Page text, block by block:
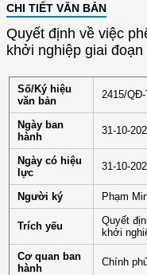
CHI TIẾT VĂN BẢN
Quyết định về việc
khởi nghiệp giai đoạn
Số/Ký hiệu
văn bản
2415/
Ngày ban
hành
31-10-
Ngày có hiệu
lực
31-10-
Người ký Phạm
Trích yếu
Quyết
khởi
Cơ quan ban
hành
Chính